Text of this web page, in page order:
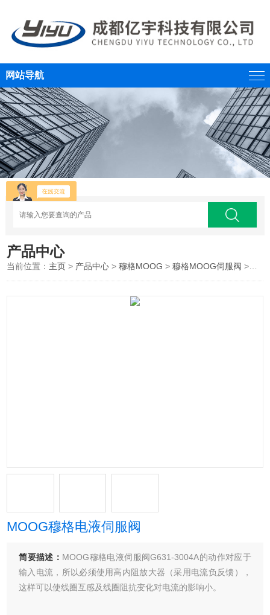
网站导航
产品中心
当前位置： 主页 > 产品中心 >穆格MOOG >穆格MOOG伺服阀 >MOOG穆格电液伺服阀
MOOG穆格电液伺服阀
简要描述： MOOG穆格电液伺服阀G631-3004A的动作对应于
输入电流，所以必须使用高内阻放大器（采用电流负反馈），
这样可以使线圈互感及线圈阻抗变化对电流的影响小。